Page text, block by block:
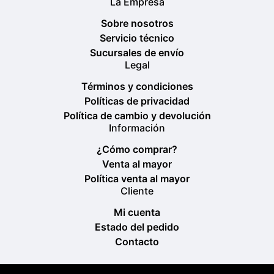
Sobre nosotros
Servicio técnico
Sucursales de envío
Legal
Términos y condiciones
Políticas de privacidad
Política de cambio y devolución
Información
¿Cómo comprar?
Venta al mayor
Política venta al mayor
Cliente
Mi cuenta
Estado del pedido
Contacto